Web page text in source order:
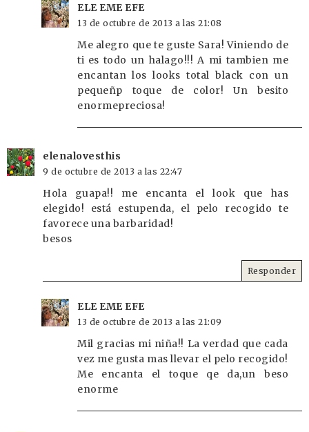
ELE EME EFE
13 de octubre de 2013 a las 21:08
Me alegro que te guste Sara! Viniendo de
ti es todo un halago!!! A mi tambien me
encantan los looks total black con un
pequeñp toque de color! Un besito
enormepreciosa!
elenalovesthis
9 de octubre de 2013 a las 22:47
Hola guapa!! me encanta el look que has
elegido! está estupenda, el pelo recogido te
favorece una barbaridad!
besos
Responder
ELE EME EFE
13 de octubre de 2013 a las 21:09
Mil gracias mi niña!! La verdad que cada
vez me gusta mas llevar el pelo recogido!
Me encanta el toque qe da,un beso
enorme